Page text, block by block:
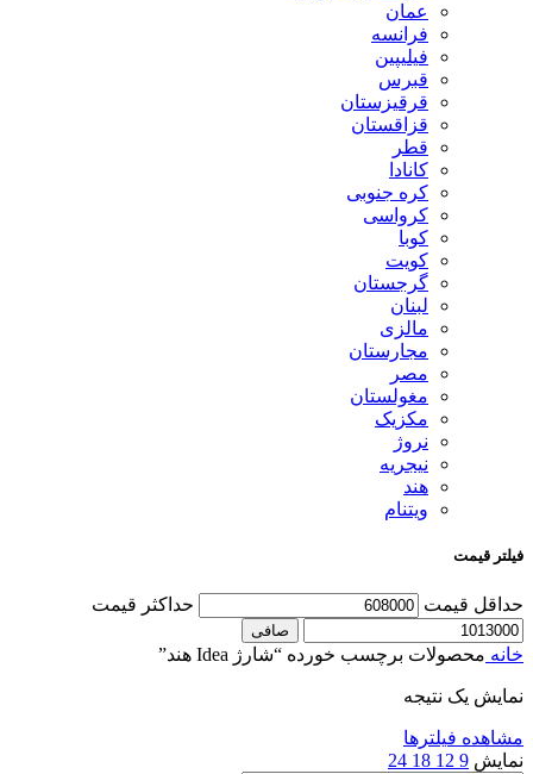
عمان
فرانسه
فیلیپین
قبرس
قرقیزستان
قزاقستان
قطر
کانادا
کره جنوبی
کرواسی
کوبا
کویت
گرجستان
لبنان
مالزی
مجارستان
مصر
مغولستان
مکزیک
نروژ
نیجریه
هند
ویتنام
فیلتر قیمت
حداقل قیمت حداكثر قيمت
صافی
خانه محصولات برچسب خورده “شارژ Idea هند”
نمایش یک نتیجه
مشاهده فیلترها
نمایش 9
12
18
24